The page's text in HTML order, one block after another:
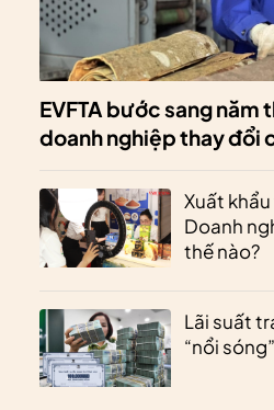
EVFTA bước sang năm
doanh nghiệp thay đổi
Xuất
Doanh
thế nào?
Lãi suất
“nổi sóng”